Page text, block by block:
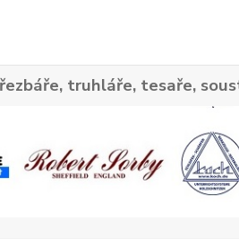
truhláře, tesaře,